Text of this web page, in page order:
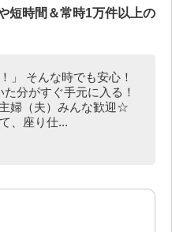
短時間＆常時1万件以上の
」 そんな時でも安心！
分がすぐ手元に入る！
婦（夫）みんな歓迎☆
、座り仕...